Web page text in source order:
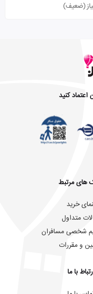
(ضعیف)
اعتماد کنید
های مرتبط
خرید
متداول
شخصی مسافران
و مقررات
با ما